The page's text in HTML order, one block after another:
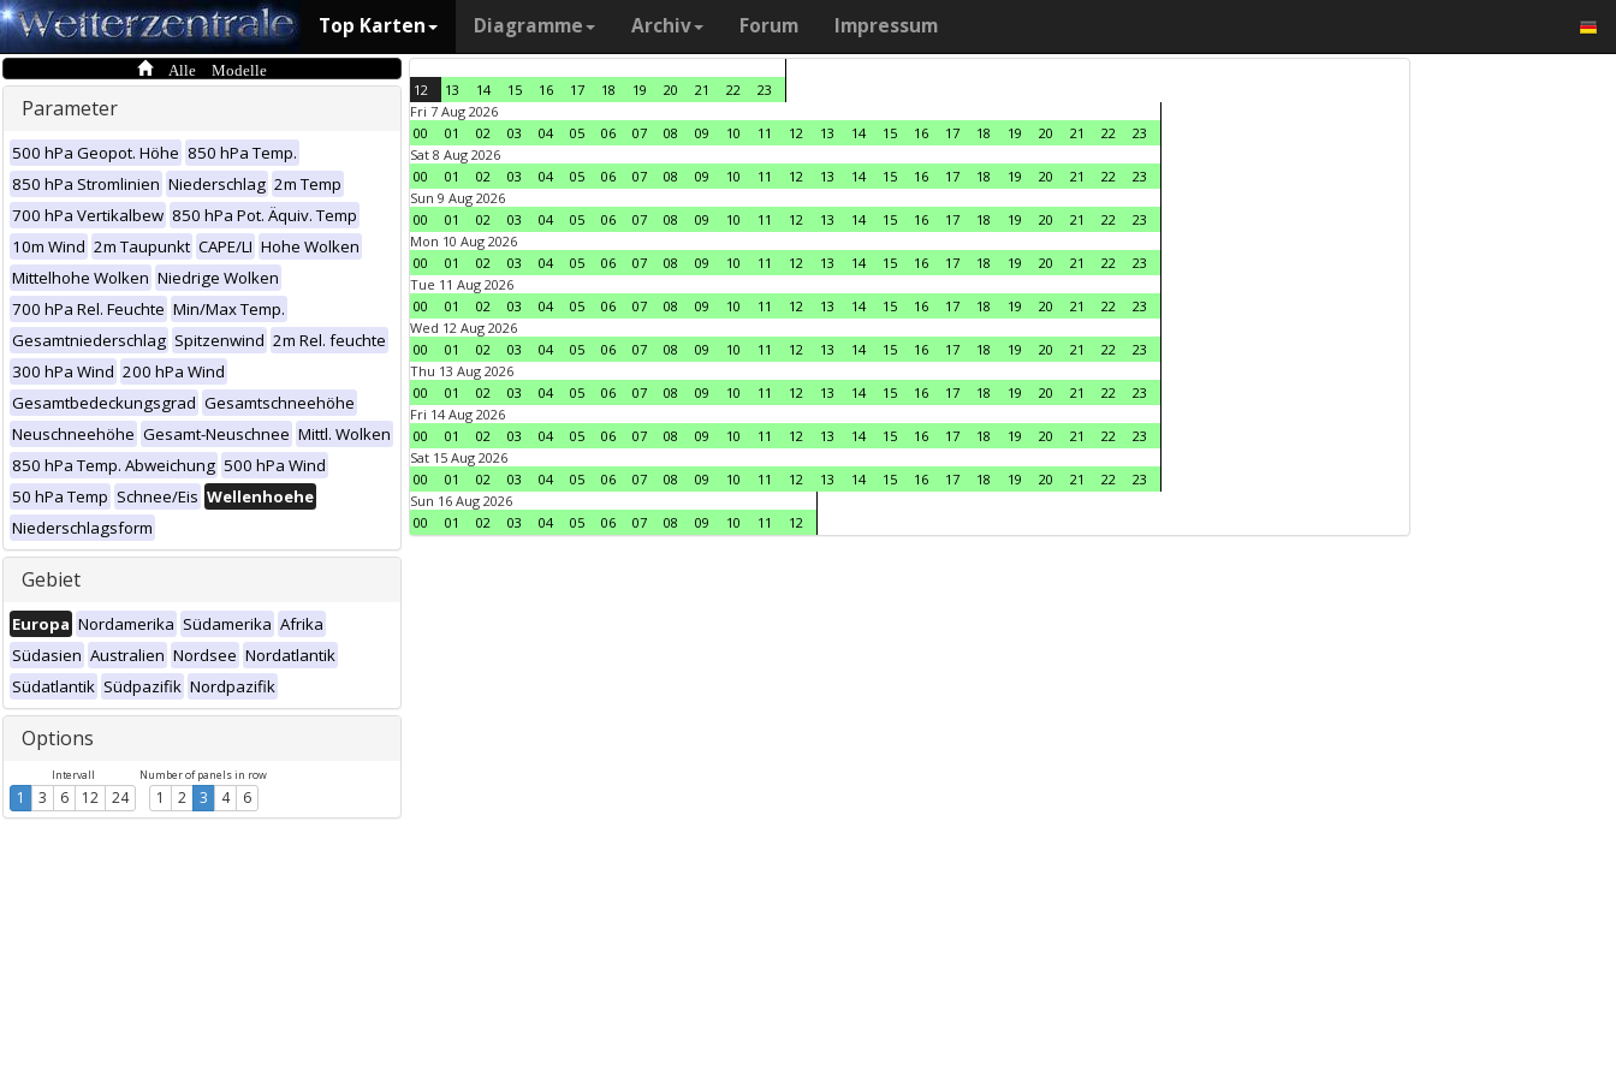
Top Karten Diagramme Archiv Forum Impressum
Alle Modelle
Parameter
500 hPa Geopot. Höhe 850 hPa Temp.
850 hPa Stromlinien Niederschlag 2m Temp
700 hPa Vertikalbew 850 hPa Pot. Äquiv. Temp
10m Wind 2m Taupunkt CAPE/LI Hohe Wolken
Mittelhohe Wolken Niedrige Wolken
700 hPa Rel. Feuchte Min/Max Temp.
Gesamtniederschlag Spitzenwind 2m Rel. feuchte
300 hPa Wind 200 hPa Wind
Gesamtbedeckungsgrad Gesamtschneehöhe
Neuschneehöhe Gesamt-Neuschnee Mittl. Wolken
850 hPa Temp. Abweichung 500 hPa Wind
50 hPa Temp Schnee/Eis Wellenhoehe
Niederschlagsform
Gebiet
Europa Nordamerika Südamerika Afrika
Südasien Australien Nordsee Nordatlantik
Südatlantik Südpazifik Nordpazifik
Options
Intervall
1 3 6 12 24
Number of panels in row
1 2 3 4 6
12 13 14 15 16 17 18 19 20 21 22
23
Fri 7 Aug 2026
00
01 02 03 04 05 06 07 08 09 10 11 12 13 14 15 16 17 18 19 20 21 22
23
Sat 8 Aug 2026
00
01 02 03 04 05 06 07 08 09 10 11 12 13 14 15 16 17 18 19 20 21 22
23
Sun 9 Aug 2026
00
01 02 03 04 05 06 07 08 09 10 11 12 13 14 15 16 17 18 19 20 21 22
23
Mon 10 Aug 2026
00
01 02 03 04 05 06 07 08 09 10 11 12 13 14 15 16 17 18 19 20 21 22
23
Tue 11 Aug 2026
00
01 02 03 04 05 06 07 08 09 10 11 12 13 14 15 16 17 18 19 20 21 22
23
Wed 12 Aug 2026
00
01 02 03 04 05 06 07 08 09 10 11 12 13 14 15 16 17 18 19 20 21 22
23
Thu 13 Aug 2026
00
01 02 03 04 05 06 07 08 09 10 11 12 13 14 15 16 17 18 19 20 21 22
23
Fri 14 Aug 2026
00
01 02 03 04 05 06 07 08 09 10 11 12 13 14 15 16 17 18 19 20 21 22
23
Sat 15 Aug 2026
00
01 02 03 04 05 06 07 08 09 10 11 12 13 14 15 16 17 18 19 20 21 22
23
Sun 16 Aug 2026
00
01 02 03 04 05 06 07 08 09 10 11 12